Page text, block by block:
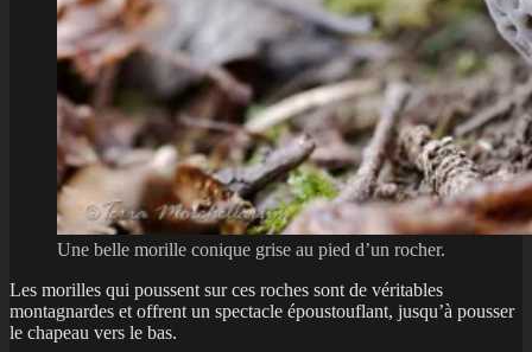
Une belle morille conique grise au pied d’un rocher.
Les morilles qui poussent sur ces roches sont de véritables
montagnardes et offrent un spectacle époustouflant, jusqu’à pousser
le chapeau vers le bas.